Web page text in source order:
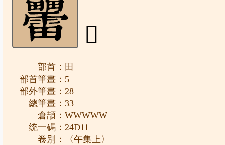
𤴑
部首：田
部首筆畫：5
部外筆畫：28
總筆畫：33
倉頡：WWWWW
统一碼：24D11
卷別：〈午集上〉